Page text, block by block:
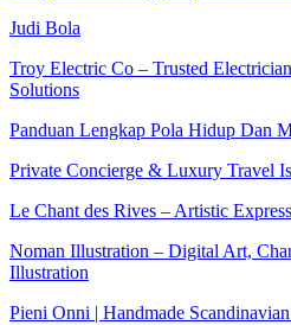
Judi Bola
Troy Electric Co – Trusted
Solutions
Panduan Lengkap Pola Hidup Dan
Private Concierge & Luxury Travel
Le Chant des Rives – Artistic
Noman Illustration – Digital Art,
Illustration
Pieni Onni | Handmade